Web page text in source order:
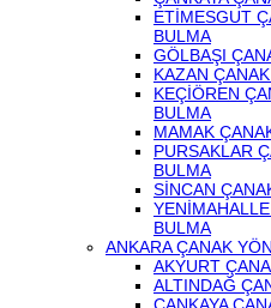
ETİMESGUT
BULMA
GÖLBAŞI
KAZAN
KEÇİÖREN
BULMA
MAMAK
PURSAKLAR
BULMA
SİNCAN
BULMA
ANKARA ÇANAK
AKYURT
ALTINDAĞ